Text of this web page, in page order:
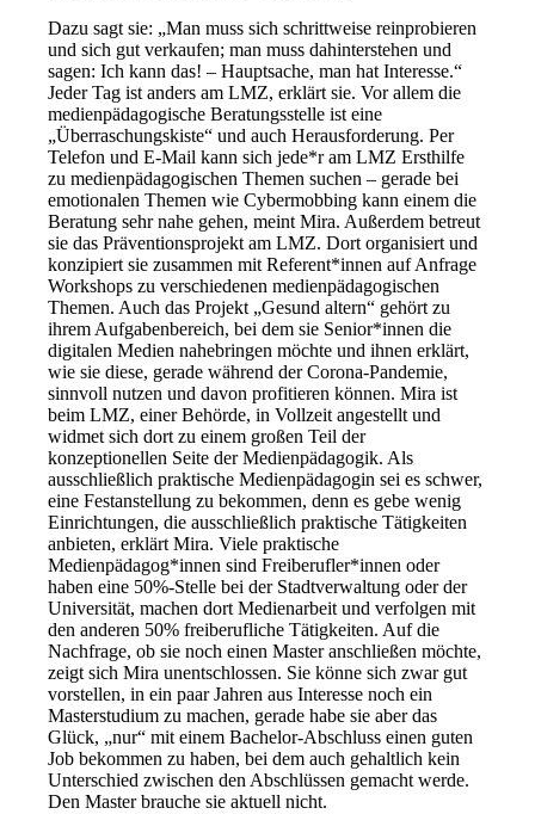
Dazu sagt sie: „Man muss sich schrittweise reinprobieren
und sich gut verkaufen; man muss dahinterstehen und
sagen: Ich kann das! – Hauptsache, man hat Interesse.“
Jeder Tag ist anders am LMZ, erklärt sie. Vor allem die
medienpädagogische Beratungsstelle ist eine
„Überraschungskiste“ und auch Herausforderung. Per
Telefon und E-Mail kann sich jede*r am LMZ Ersthilfe
zu medienpädagogischen Themen suchen – gerade bei
emotionalen Themen wie Cybermobbing kann einem die
Beratung sehr nahe gehen, meint Mira. Außerdem betreut
sie das Präventionsprojekt am LMZ. Dort organisiert und
konzipiert sie zusammen mit Referent*innen auf Anfrage
Workshops zu verschiedenen medienpädagogischen
Themen. Auch das Projekt „Gesund altern“ gehört zu
ihrem Aufgabenbereich, bei dem sie Senior*innen die
digitalen Medien nahebringen möchte und ihnen erklärt,
wie sie diese, gerade während der Corona-Pandemie,
sinnvoll nutzen und davon profitieren können. Mira ist
beim LMZ, einer Behörde, in Vollzeit angestellt und
widmet sich dort zu einem großen Teil der
konzeptionellen Seite der Medienpädagogik. Als
ausschließlich praktische Medienpädagogin sei es schwer,
eine Festanstellung zu bekommen, denn es gebe wenig
Einrichtungen, die ausschließlich praktische Tätigkeiten
anbieten, erklärt Mira. Viele praktische
Medienpädagog*innen sind Freiberufler*innen oder
haben eine 50%-Stelle bei der Stadtverwaltung oder der
Universität, machen dort Medienarbeit und verfolgen mit
den anderen 50% freiberufliche Tätigkeiten. Auf die
Nachfrage, ob sie noch einen Master anschließen möchte,
zeigt sich Mira unentschlossen. Sie könne sich zwar gut
vorstellen, in ein paar Jahren aus Interesse noch ein
Masterstudium zu machen, gerade habe sie aber das
Glück, „nur“ mit einem Bachelor-Abschluss einen guten
Job bekommen zu haben, bei dem auch gehaltlich kein
Unterschied zwischen den Abschlüssen gemacht werde.
Den Master brauche sie aktuell nicht.